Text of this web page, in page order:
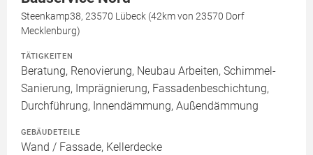
Steenkamp38, 23570 Lübeck (42km von 23570 Dorf
Mecklenburg)
TÄTIGKEITEN
Beratung, Renovierung, Neubau Arbeiten, Schimmel-
Sanierung, Imprägnierung, Fassadenbeschichtung,
Durchführung, Innendämmung, Außendämmung
GEBÄUDETEILE
Wand / Fassade, Kellerdecke